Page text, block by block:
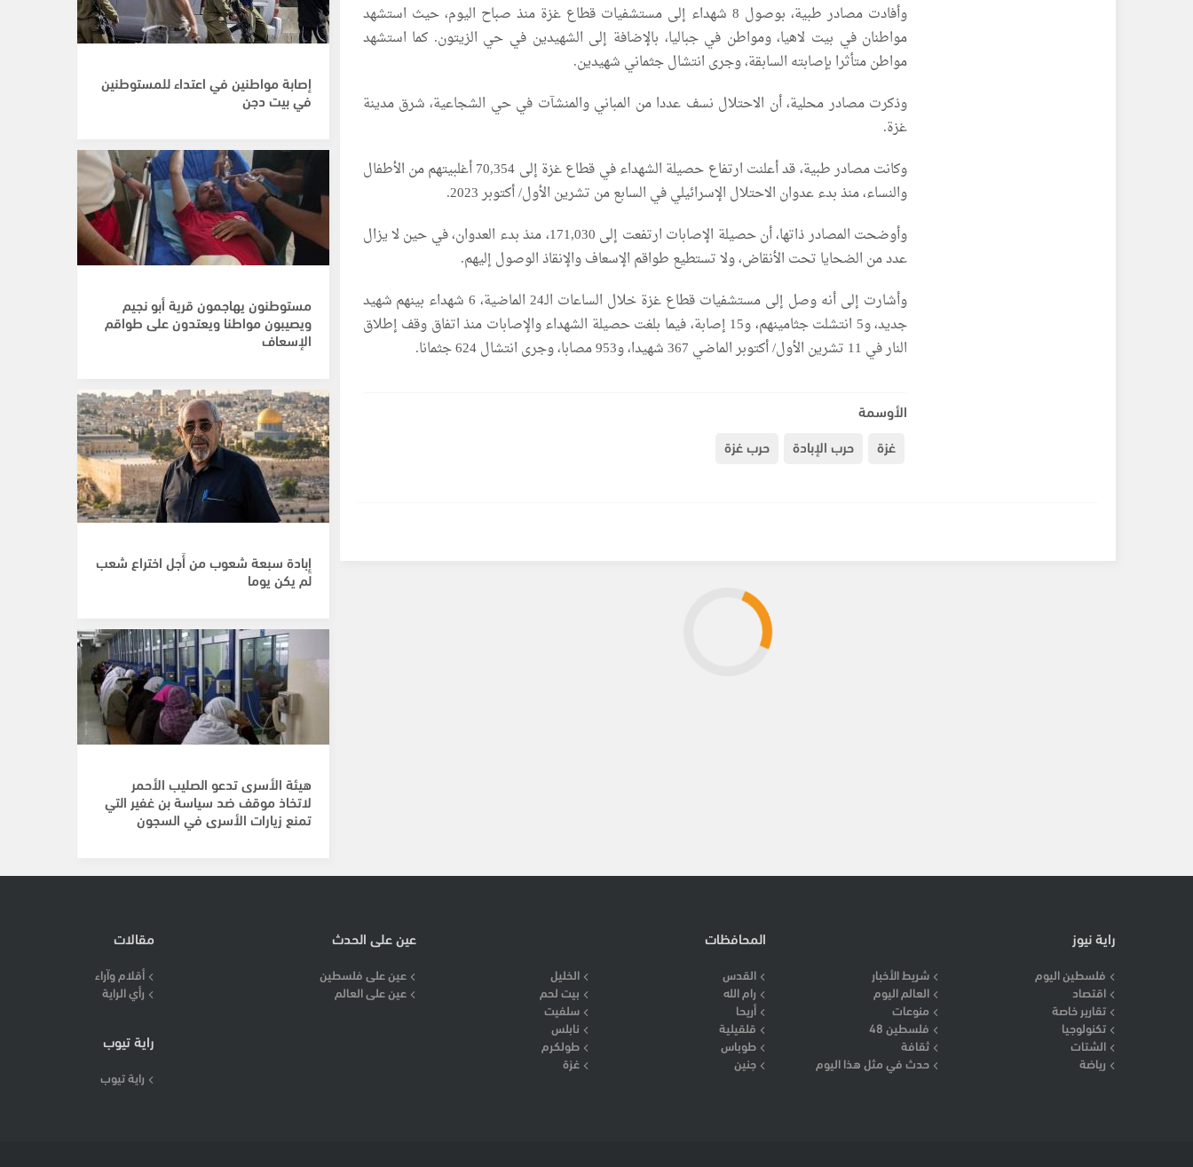
وأفادت مصادر طبية، بوصول 8 شهداء إلى مستشفيات قطاع غزة منذ صباح اليوم، حيث استشهد
مواطنان في بيت لاهيا، ومواطن في جباليا، بالإضافة إلى الشهيدين في حي الزيتون. كما استشهد
مواطن متأثرا بإصابته السابقة، وجرى انتشال جثماني شهيدين.
وذكرت مصادر محلية، أن الاحتلال نسف عددا من المباني والمنشآت في حي الشجاعية، شرق مدينة
غزة.
وكانت مصادر طبية، قد أعلنت ارتفاع حصيلة الشهداء في قطاع غزة إلى 70,354 أغلبيتهم من الأطفال
والنساء، منذ بدء عدوان الاحتلال الإسرائيلي في السابع من تشرين الأول/ أكتوبر 2023.
وأوضحت المصادر ذاتها، أن حصيلة الإصابات ارتفعت إلى 171,030، منذ بدء العدوان، في حين لا يزال
عدد من الضحايا تحت الأنقاض، ولا تستطيع طواقم الإسعاف والإنقاذ الوصول إليهم.
وأشارت إلى أنه وصل إلى مستشفيات قطاع غزة خلال الساعات الـ24 الماضية، 6 شهداء بينهم شهيد
جديد، و5 انتشلت جثامينهم، و15 إصابة، فيما بلغت حصيلة الشهداء والإصابات منذ اتفاق وقف إطلاق
النار في 11 تشرين الأول/ أكتوبر الماضي 367 شهيدا، و953 مصابا، وجرى انتشال 624 جثمانا.
الأوسمة
غزة
حرب الإبادة حرب غزة
إصابة مواطنين في اعتداء للمستوطنين
في بيت دجن
مستوطنون يهاجمون قرية أبو نجيم
ويصيبون مواطنا ويعتدون على طواقم
الإسعاف
إِبادة سبعة شعوب من أَجل اختراع شعب
لم يكن يوما
هيئة الأسرى تدعو الصليب الأحمر
لاتخاذ موقف ضد سياسة بن غفير التي
تمنع زيارات الأسرى في السجون
راية نيوز
فلسطين اليوم
شريط الأخبار
اقتصاد
العالم اليوم
تقارير خاصة
منوعات
تكنولوجيا
فلسطين 48
الشتات
ثقافة
رياضة
حدث في مثل هذا اليوم
المحافظات
القدس
الخليل
رام الله
بيت لحم
أريحا
سلفيت
قلقيلية
نابلس
طوباس
طولكرم
جنين
غزة
عين على الحدث
عين على فلسطين
عين على العالم
مقالات
أقلام وآراء
رأي الراية
راية تيوب
راية تيوب